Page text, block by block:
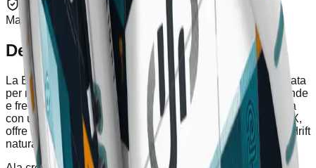
Garanzia
Marchio Ufficiale
Descrizione
La Eleveight GT2+ V2 è un'ala ad alte prestazioni progettata
per rider esigenti che cercano la massima efficienza tra onde
e freeride. La sua struttura ultraleggera e rigida, combinata
con un profilo ridisegnato e nuovi materiali come XTC TEX,
offre un controllo diretto, un'ottima capacità di orzata e un drift
naturale eccezionale in downwind.